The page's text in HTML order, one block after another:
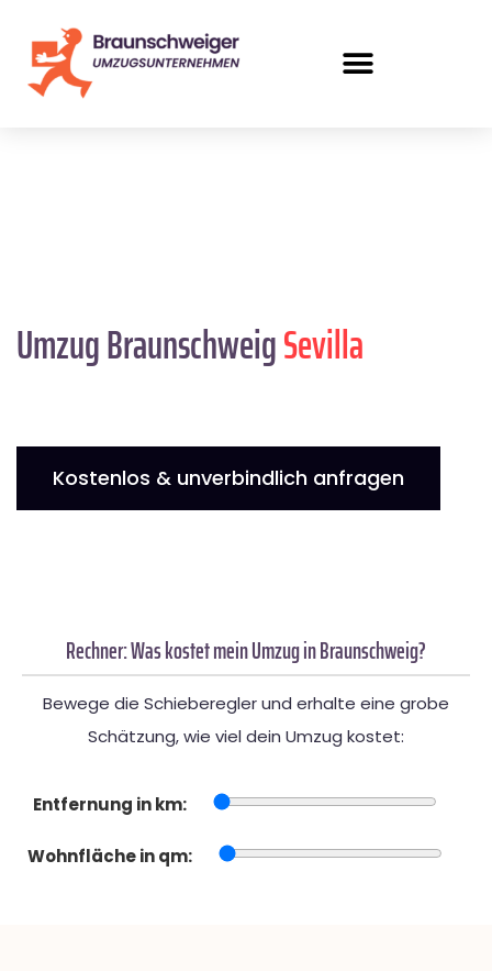
Umzug BraunschweigSevilla
Kostenlos & unverbindlich anfragen
Rechner: Was kostet mein Umzug in Braunschweig?
Bewege die Schieberegler und erhalte eine grobe
Schätzung, wie viel dein Umzug kostet:
Entfernung in km:
Wohnfläche in qm: